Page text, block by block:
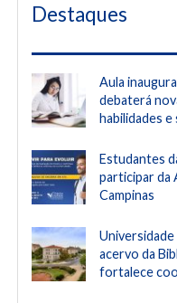
Destaques
Aula
debaterá
habilidades
Estudantes
participar da
Campinas
acervo da
fortalece